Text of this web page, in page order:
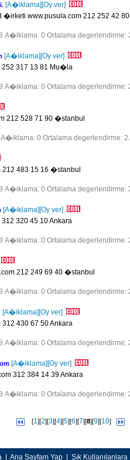
[A�iklama][Oy ver]
www.pusula.com 212 252 42
A�iklama: 0 Ortalama degerlendirme:
[A�iklama][Oy ver]
317 13 81 Mu�la
A�iklama: 0 Ortalama degerlendirme:
212 528 71 90 �stanbul
0 Ortalama degerlendirme:
483 15 16 �stanbul
A�iklama: 0 Ortalama degerlendirme:
[A�iklama][Oy ver]
320 45 10 Ankara
A�iklama: 0 Ortalama degerlendirme:
212 249 69 40 �stanbul
A�iklama: 0 Ortalama degerlendirme:
[A�iklama][Oy ver]
430 67 50 Ankara
A�iklama: 0 Ortalama degerlendirme:
[A�iklama][Oy ver]
312 384 14 39 Ankara
A�iklama: 0 Ortalama degerlendirme:
[1][2][3][4][5][6][7][8][9][10]
Ana Sayfam Yap Sık Kullanılanlara